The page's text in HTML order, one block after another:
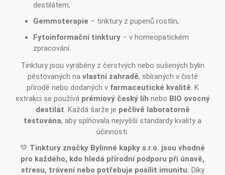
destilátem,
Gemmoterapie – tinktury z pupenů rostlin,
Fytoinformační tinktury – v homeopatickém
zpracování.
Tinktury jsou vyráběny z čerstvých nebo sušených bylin
pěstovaných na vlastní zahradě, sbíraných v čisté
přírodě nebo dodaných v farmaceutické kvalitě. K
extrakci se používá prémiový český líh nebo BIO ovocný
destilát. Každá šarže je pečlivě laboratorně
testována, aby splňovala nejvyšší standardy kvality a
účinnosti.
💚 Tinktury značky Bylinné kapky s.r.o. jsou vhodné
pro každého, kdo hledá přírodní podporu při únavě,
stresu, trávení nebo potřebuje posílit imunitu. Díky